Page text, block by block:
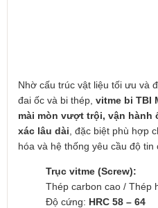
Nhờ cấu trúc vật liệu tối ưu và
đai ốc và bi thép, vitme bi TBI
mài mòn vượt trội, vận hành
xác lâu dài , đặc biệt phù hợp
hóa và hệ thống yêu cầu độ tin
Trục vitme (Screw):
Thép carbon cao / Thép
Độ cứng: HRC 58 – 64